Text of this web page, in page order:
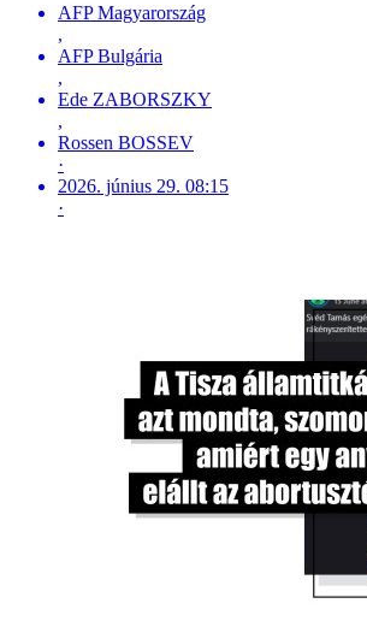
AFP Magyarország
,
AFP Bulgária
,
Ede ZABORSZKY
,
Rossen BOSSEV
·
2026. június 29. 08:15
·